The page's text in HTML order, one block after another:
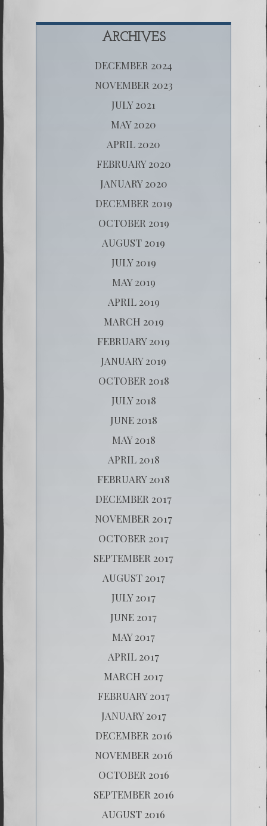
ARCHIVES
DECEMBER 2024
NOVEMBER 2023
JULY 2021
MAY 2020
APRIL 2020
FEBRUARY 2020
JANUARY 2020
DECEMBER 2019
OCTOBER 2019
AUGUST 2019
JULY 2019
MAY 2019
APRIL 2019
MARCH 2019
FEBRUARY 2019
JANUARY 2019
OCTOBER 2018
JULY 2018
JUNE 2018
MAY 2018
APRIL 2018
FEBRUARY 2018
DECEMBER 2017
NOVEMBER 2017
OCTOBER 2017
SEPTEMBER 2017
AUGUST 2017
JULY 2017
JUNE 2017
MAY 2017
APRIL 2017
MARCH 2017
FEBRUARY 2017
JANUARY 2017
DECEMBER 2016
NOVEMBER 2016
OCTOBER 2016
SEPTEMBER 2016
AUGUST 2016